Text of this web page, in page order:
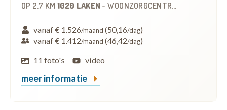
OP 2.7 KM 1020 LAKEN - WOONZORGCENTRUM (WZC)
vanaf € 1.526/maand (50,16/dag)
vanaf € 1.412/maand (46,42/dag)
11 foto's
video
meer informatie